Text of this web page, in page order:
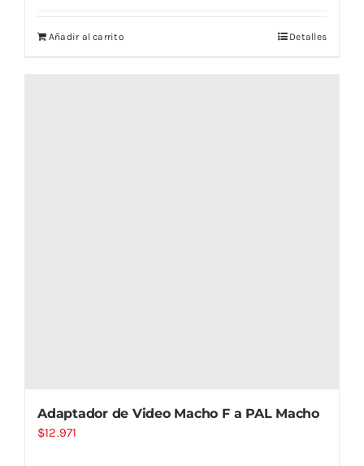
Añadir al carrito Detalles
Adaptador de Video Macho F a PAL Macho
$12.971